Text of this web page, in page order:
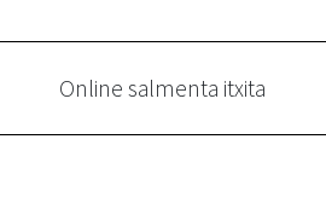
Online salmenta itxita